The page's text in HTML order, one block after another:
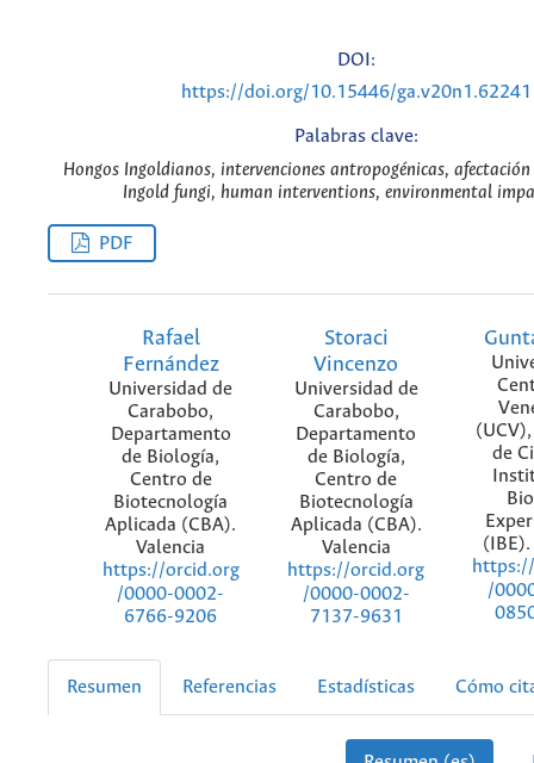
DOI:
https://doi.org/10.15446/ga.v20n1.62241
Palabras clave:
Hongos Ingoldianos, intervenciones antropogénicas,
Ingold fungi, human interventions, environmental
PDF
Rafael
Fernández
Universidad de
Carabobo,
Departamento
de Biología,
Centro de
Biotecnología
Aplicada (CBA).
Valencia
https://orcid.org
/0000-0002-
6766-9206
Storaci
Vincenzo
Universidad de
Carabobo,
Departamento
de Biología,
Centro de
Biotecnología
Aplicada (CBA).
Valencia
https://orcid.org
/0000-0002-
7137-9631
de
(IBE).
/
Resumen Referencias Estadísticas Cómo